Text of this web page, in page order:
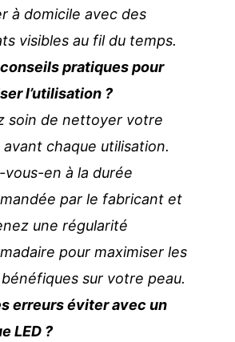
à domicile avec des
visibles au fil du temps.
pratiques pour
l’utilisation ?
soin de nettoyer votre
avant chaque utilisation.
vous-en à la durée
par le fabricant et
une régularité
pour maximiser les
sur votre peau.
erreurs éviter avec un
LED ?